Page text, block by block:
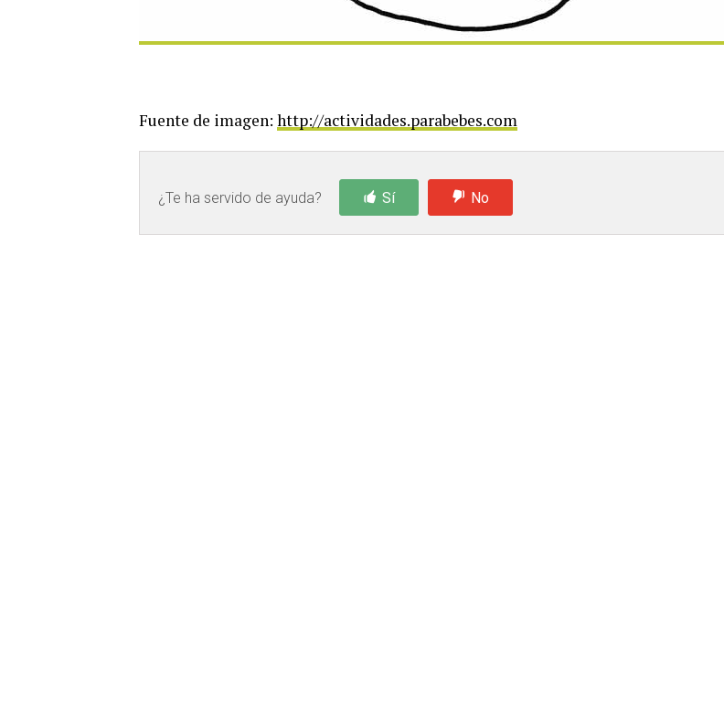
Fuente de imagen: http://actividades.parabebes.com
¿Te ha servido de ayuda? Sí No